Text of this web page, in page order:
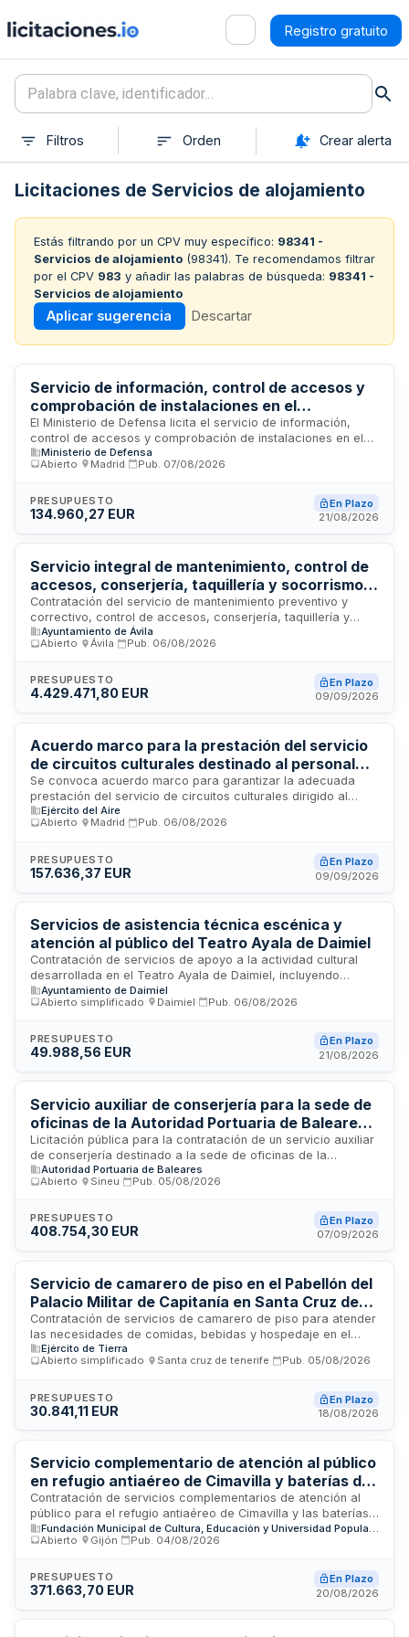
Registro gratuito
Filtros Orden Crear alerta
Licitaciones de Servicios de alojamiento
Estás filtrando por un CPV muy específico: 98341 -
Servicios de alojamiento (98341). Te recomendamos filtrar
por el CPV 983 y añadir las palabras de búsqueda: 98341 -
Servicios de alojamiento
Aplicar sugerencia Descartar
Servicio de información, control de accesos y
comprobación de instalaciones en el
Acuartelamiento El Pradillo de Ávila
El Ministerio de Defensa licita el servicio de información,
control de accesos y comprobación de instalaciones en el
Acuartelamiento El Pradillo ubicado en Ávila. El contrato
comprende la prestación de servicios de vigilancia y control
especializado. La ejecución del servicio requiere personal
con experiencia acreditada en labores similares, que cumpla
dominio del idioma español. El procedimiento de adjudicación
se realizará mediante procedimiento abierto conforme a la
normativa de contratos del sector público.
Ministerio de Defensa
Abierto
Madrid Pub. 07/08/2026
PRESUPUESTO
134.960,27 EUR
En Plazo
21/08/2026
Servicio integral de mantenimiento, control de
accesos, conserjería, taquillería y socorrismo
en instalaciones deportivas municipales del
Ayuntamiento de Ávila
Contratación del servicio de mantenimiento preventivo y
correctivo, control de accesos, conserjería, taquillería y
socorrismo en las instalaciones deportivas municipales del
Ayuntamiento de Ávila. El contrato incluye la gestión integral
seguridad y prestación de servicios de salvamento acuático.
Se ejecutará durante dos años, prorrogables por
abierto sujeto a regulación armonizada y adjudicación por
mejor relación calidad-precio.
Ayuntamiento de Ávila
Abierto
Ávila Pub. 06/08/2026
PRESUPUESTO
4.429.471,80 EUR
En Plazo
09/09/2026
Acuerdo marco para la prestación del servicio
de circuitos culturales destinado al personal
militar del Ejército del Aire y del Espacio
Se convoca acuerdo marco para garantizar la adecuada
prestación del servicio de circuitos culturales dirigido al
personal militar del Ejército del Aire y del Espacio como
parte de su programa de acción social durante la temporada
Sección Económico-administrativa 015 del Ejército del Aire y
del Espacio, sujeto a regulación armonizada conforme a la
del acuerdo marco se ajustarán a las prestaciones técnicas
especificadas en el pliego correspondiente.
Ejército del Aire
Abierto
Madrid Pub. 06/08/2026
PRESUPUESTO
157.636,37 EUR
En Plazo
09/09/2026
Servicios de asistencia técnica escénica y
atención al público del Teatro Ayala de Daimiel
Contratación de servicios de apoyo a la actividad cultural
desarrollada en el Teatro Ayala de Daimiel, incluyendo
asistencia técnica de iluminación escénica, gestión de
taquilla, control de acceso y aforo, atención al público
espectáculos. El contrato tiene por finalidad asegurar el
correcto desarrollo de las actividades culturales
recepción de asistentes, la correcta validación de entradas,
el cumplimiento de límites de aforo y el funcionamiento de la
iluminación en todos los eventos.
Ayuntamiento de Daimiel
Abierto simplificado
Daimiel Pub. 06/08/2026
PRESUPUESTO
49.988,56 EUR
En Plazo
21/08/2026
Servicio auxiliar de conserjería para la sede de
oficinas de la Autoridad Portuaria de Baleares
en Palma
Licitación pública para la contratación de un servicio auxiliar
de conserjería destinado a la sede de oficinas de la
Autoridad Portuaria de Baleares ubicada en el puerto de
Palma. El servicio incluye labores de recepción, vigilancia,
las dependencias administrativas del organismo portuario. Se
trata de un contrato de servicios de carácter continuo cuya
conserje y mantenimiento de espacios públicos.
Autoridad Portuaria de Baleares
Abierto
Sineu Pub. 05/08/2026
PRESUPUESTO
408.754,30 EUR
En Plazo
07/09/2026
Servicio de camarero de piso en el Pabellón del
Palacio Militar de Capitanía en Santa Cruz de
Tenerife
Contratación de servicios de camarero de piso para atender
las necesidades de comidas, bebidas y hospedaje en el
Pabellón del Palacio de Capitanía situado en Santa Cruz de
Tenerife. La empresa adjudicataria será responsable de
servicio, incluyendo montaje de mesas, servicio de comidas
y banquetes, atención al personal, servicio de alimentos y
respetando en todo momento las normas de seguridad e
higiene en manipulación alimentaria y protocolos
establecidos.
Ejército de Tierra
Abierto simplificado
Santa cruz de tenerife Pub. 05/08/2026
PRESUPUESTO
30.841,11 EUR
En Plazo
18/08/2026
Servicio complementario de atención al público
en refugio antiaéreo de Cimavilla y baterías de
costa de Gijón
Contratación de servicios complementarios de atención al
público para el refugio antiaéreo de Cimavilla y las baterías
de costa de Gijón, equipamientos dependientes de la
Fundación Municipal de Cultura, Educación y Universidad
de acceso, información general, gestión de entradas,
atención a visitantes, vigilancia del equipamiento y
abierto con condición social.
Abierto
Gijón Pub. 04/08/2026
PRESUPUESTO
371.663,70 EUR
En Plazo
20/08/2026